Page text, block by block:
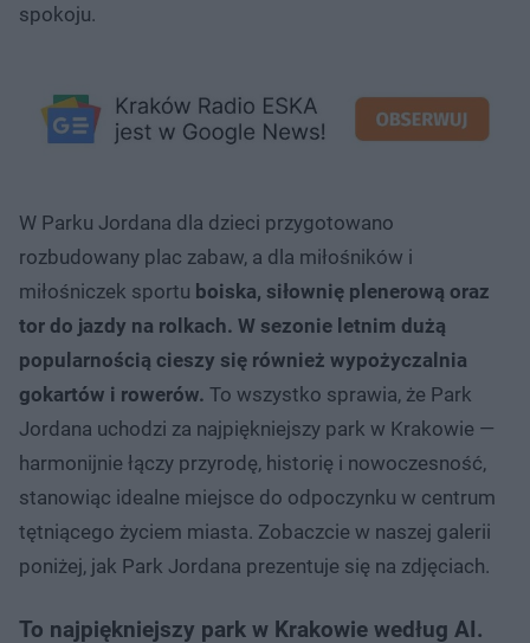
spokoju.
W Parku Jordana dla dzieci przygotowano
rozbudowany plac zabaw, a dla miłośników i
miłośniczek sportu boiska, siłownię plenerową oraz
tor do jazdy na rolkach. W sezonie letnim dużą
popularnością cieszy się również wypożyczalnia
gokartów i rowerów. To wszystko sprawia, że Park
Jordana uchodzi za najpiękniejszy park w Krakowie —
harmonijnie łączy przyrodę, historię i nowoczesność,
stanowiąc idealne miejsce do odpoczynku w centrum
tętniącego życiem miasta. Zobaczcie w naszej galerii
poniżej, jak Park Jordana prezentuje się na zdjęciach.
To najpiękniejszy park w Krakowie według AI.